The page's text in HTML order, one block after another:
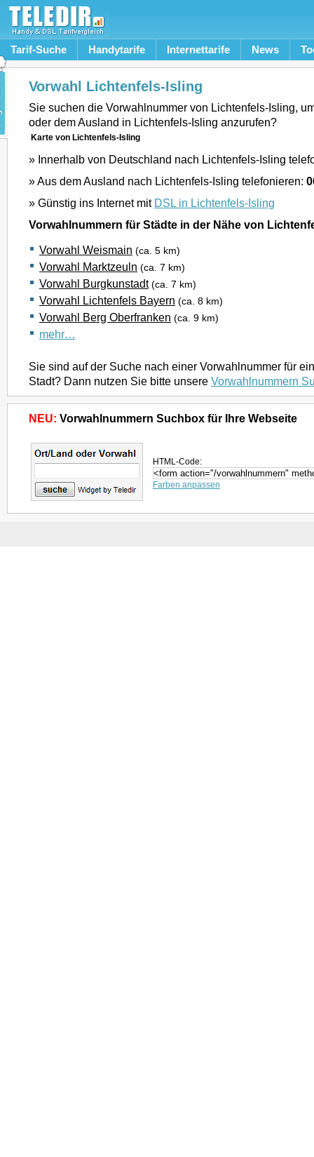
Tarif-Suche Handytarife Internettarife News
Vorwahl Lichtenfels-Isling
Sie suchen die Vorwahlnummer von Lichtenfels-Isling,
oder dem Ausland in Lichtenfels-Isling anzurufen?
Karte von Lichtenfels-Isling
» Innerhalb von Deutschland nach Lichtenfels-Isling
» Aus dem Ausland nach Lichtenfels-Isling telefonieren:
» Günstig ins Internet mit DSL in Lichtenfels-Isling
Vorwahlnummern für Städte in der Nähe von
Vorwahl Weismain (ca. 5 km)
Vorwahl Marktzeuln (ca. 7 km)
Vorwahl Burgkunstadt (ca. 7 km)
Vorwahl Lichtenfels Bayern (ca. 8 km)
Vorwahl Berg Oberfranken (ca. 9 km)
mehr…
Sie sind auf der Suche nach einer Vorwahlnummer für
Stadt? Dann nutzen Sie bitte unsere Vorwahlnummern
NEU: Vorwahlnummern Suchbox für Ihre Webseite
HTML-Code:
Farben anpassen